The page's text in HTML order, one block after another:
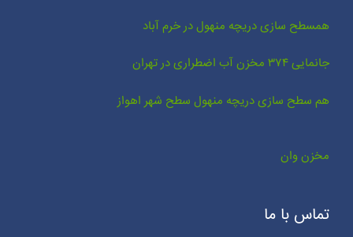
همسطح سازی دریچه منهول در خرم آباد
جانمایی ۳۷۴ مخزن آب اضطراری در تهران
هم سطح سازی دریچه منهول سطح شهر اهواز
مخزن وان
تماس با ما